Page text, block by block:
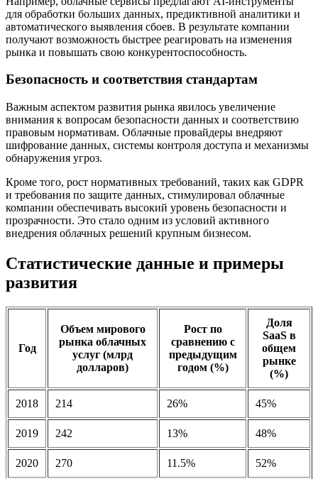
для обработки больших данных, предиктивной аналитики и
автоматического выявления сбоев. В результате компании
получают возможность быстрее реагировать на изменения
рынка и повышать свою конкурентоспособность.
Безопасность и соответствия стандартам
Важным аспектом развития рынка явилось увеличение
внимания к вопросам безопасности данных и соответствию
правовым нормативам. Облачные провайдеры внедряют
шифрование данных, системы контроля доступа и механизмы
обнаружения угроз.
Кроме того, рост нормативных требований, таких как GDPR
и требования по защите данных, стимулировал облачные
компании обеспечивать высокий уровень безопасности и
прозрачности. Это стало одним из условий активного
внедрения облачных решений крупным бизнесом.
Статистические данные и примеры
развития
Год
Объем мирового
рынка облачных
услуг (млрд
долларов)
Рост по
сравнению с
предыдущим
годом (%)
Доля
SaaS в
общем
рынке
(%)
2018 214 26% 45%
2019 242 13% 48%
2020 270 11.5% 52%